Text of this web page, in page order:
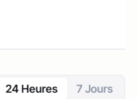
24 Heures 7 Jours